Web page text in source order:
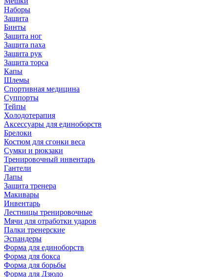
Наборы
Защита
Бинты
Защита ног
Защита паха
Защита рук
Защита торса
Капы
Шлемы
Спортивная медицина
Суппорты
Тейпы
Холодотерапия
Аксессуары для единоборств
Брелоки
Костюм для сгонки веса
Сумки и рюкзаки
Тренировочный инвентарь
Гантели
Лапы
Защита тренера
Макивары
Инвентарь
Лестницы тренировочные
Мячи для отработки ударов
Палки тренерские
Эспандеры
Форма для единоборств
Форма для бокса
Форма для борьбы
Форма для Дзюдо